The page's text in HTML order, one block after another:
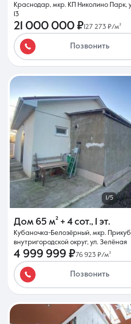
Краснодар, мкр. КП Николино Парк,
13
21 000 000 ₽ 127 273 ₽/м²
Позвонить
1/5
Дом 65 м² + 4 сот., 1 эт.
Кубаночка-Белозёрный, мкр.
внутригородской округ, ул. Зелёная
4 999 999 ₽76 923 ₽/м²
Позвонить